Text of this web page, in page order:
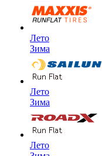
Лето
Зима
Лето
Зима
Лето